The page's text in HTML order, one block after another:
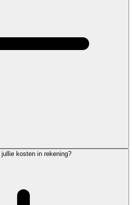
jullie kosten in rekening?